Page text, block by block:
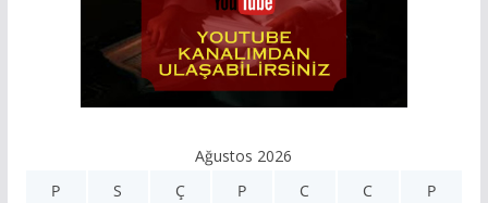
Ağustos 2026
P
S Ç P C C P